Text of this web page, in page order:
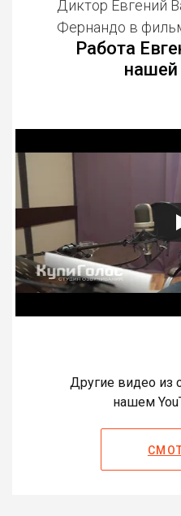
Диктор Евгений
Фернандо в
Работа
нашей
Другие видео из
нашем